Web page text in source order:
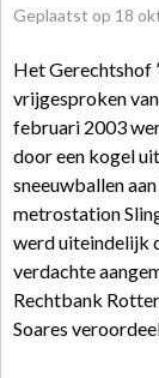
Geplaatst op 18
Het Gerechtshof
vrijgesproken
februari 2003
door een kogel
sneeuwballen
metrostation
werd uiteindelijk
verdachte
Rechtbank
Soares